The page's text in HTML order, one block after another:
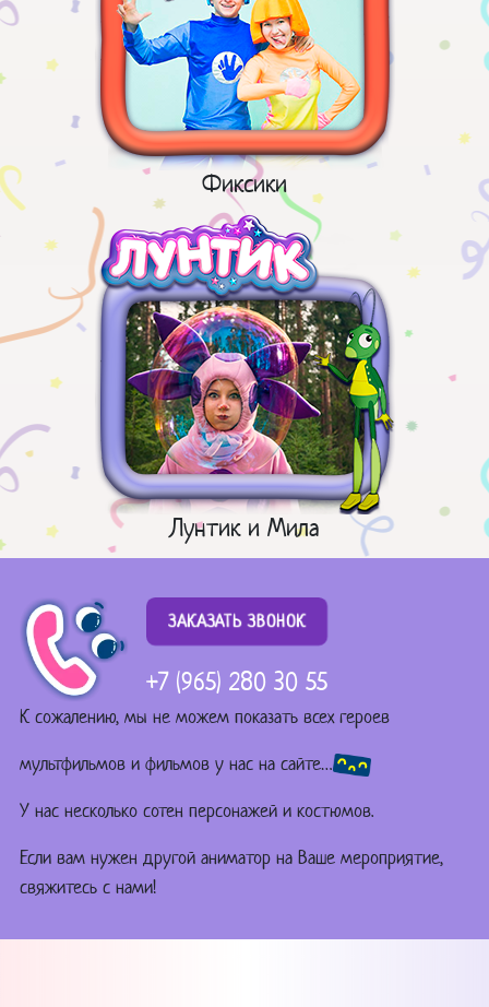
Фиксики
Лунтик и Мила
ЗАКАЗАТЬ ЗВОНОК
+7 (965) 280 30 55
К сожалению, мы не можем показать всех героев
мультфильмов и фильмов у нас на сайте…
У нас несколько сотен персонажей и костюмов.
Если вам нужен другой аниматор на Ваше мероприятие,
свяжитесь с нами!